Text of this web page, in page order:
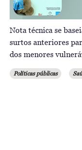
Nota técnica se
surtos anteriores
dos menores
Políticas públicas